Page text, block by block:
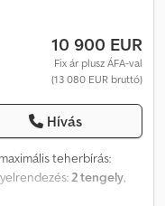
10 900 EUR
Fix ár plusz ÁFA-val
(13 080 EUR bruttó)
Hívás
teherbírás:
2 tengely,